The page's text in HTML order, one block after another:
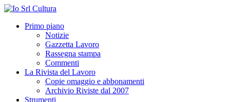
Primo piano
Notizie
Gazzetta Lavoro
Rassegna stampa
Commenti
La Rivista del Lavoro
Copie omaggio e abbonamenti
Archivio Riviste dal 2007
Strumenti